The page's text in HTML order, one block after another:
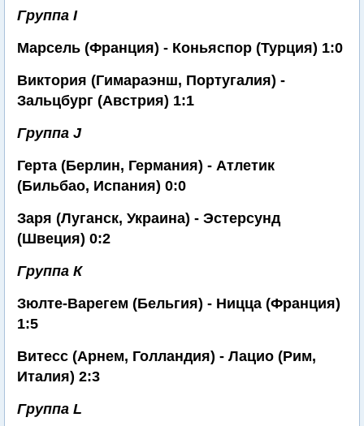
Группа I
Марсель (Франция) - Коньяспор (Турция) 1:0
Виктория (Гимараэнш, Португалия) -
Зальцбург (Австрия) 1:1
Группа J
Герта (Берлин, Германия) - Атлетик
(Бильбао, Испания) 0:0
Заря (Луганск, Украина) - Эстерсунд
(Швеция) 0:2
Группа К
Зюлте-Варегем (Бельгия) - Ницца (Франция)
1:5
Витесс (Арнем, Голландия) - Лацио (Рим,
Италия) 2:3
Группа L